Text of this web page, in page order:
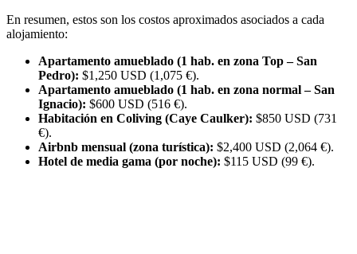
En resumen, estos son los costos aproximados asociados a cada
alojamiento:
Apartamento amueblado (1 hab. en zona Top – San
Pedro): $1,250 USD (1,075 €).
Apartamento amueblado (1 hab. en zona normal – San
Ignacio): $600 USD (516 €).
Habitación en Coliving (Caye Caulker): $850 USD (731
€).
Airbnb mensual (zona turística): $2,400 USD (2,064 €).
Hotel de media gama (por noche): $115 USD (99 €).